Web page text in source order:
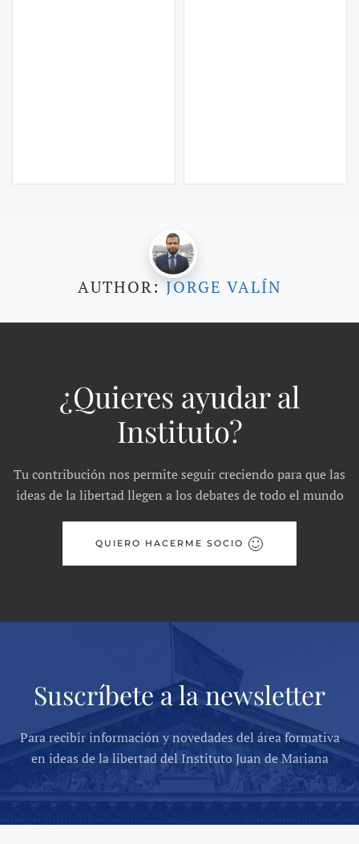
AUTHOR: JORGE VALÍN
¿Quieres ayudar al
Instituto?
Tu contribución nos permite seguir creciendo para que las
ideas de la libertad llegen a los debates de todo el mundo
QUIERO HACERME SOCIO
Suscríbete a la newsletter
Para recibir información y novedades del área formativa
en ideas de la libertad del Instituto Juan de Mariana